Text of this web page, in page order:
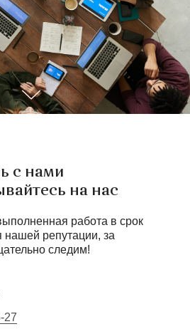
с нами
на нас
работа в срок
нашей репутации, за
следим!
27